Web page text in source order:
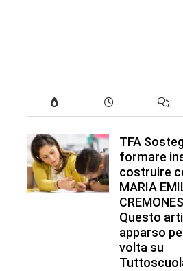
TFA
formare
costruire
MARIA
Questo
apparso
volta su